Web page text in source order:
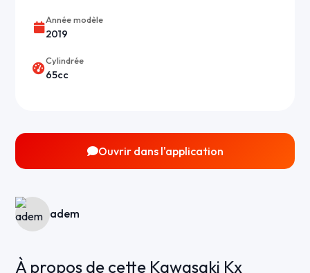
Année modèle
2019
Cylindrée
65cc
Ouvrir dans l'application
adem
À propos de cette Kawasaki Kx